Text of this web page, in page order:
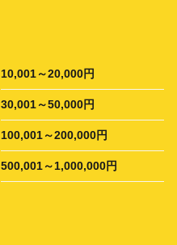
10,001～20,000円
30,001～50,000円
100,001～200,000円
500,001～1,000,000円